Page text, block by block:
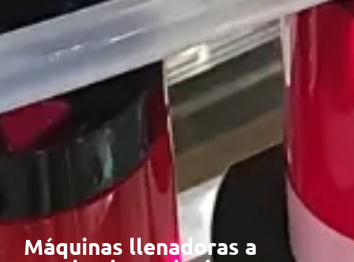
Máquinas llenadoras a